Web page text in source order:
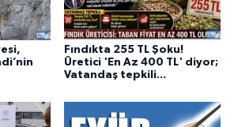
Fındıkta 255 TL Şoku!
Üretici 'En Az 400 TL' diyor;
Vatandaş tepkili...